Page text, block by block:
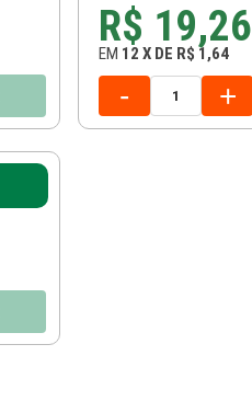
R$ 19,26
EM 12X DE R$ 1,64
- +